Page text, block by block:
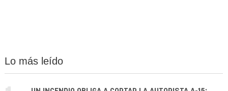
Lo más leído